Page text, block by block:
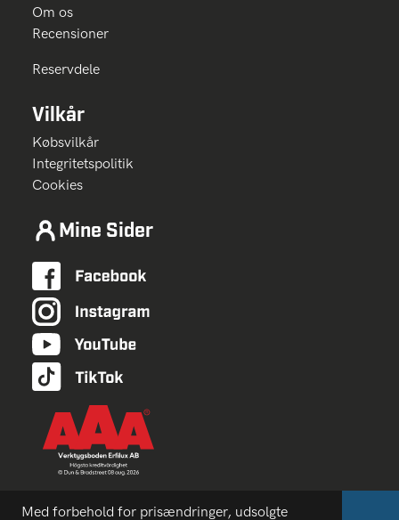
Om os
Recensioner
Reservdele
Vilkår
Købsvilkår
Integritetspolitik
Cookies
Mine Sider
Med forbehold for prisændringer, udsolgte